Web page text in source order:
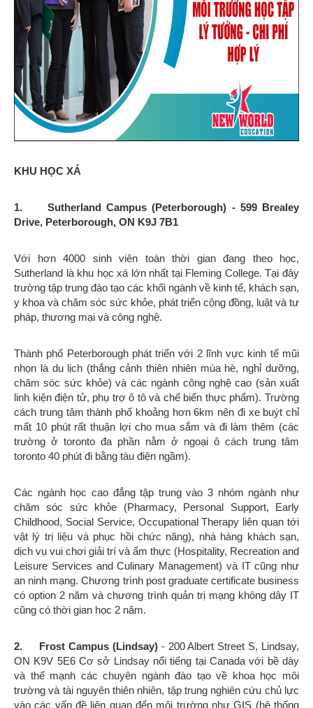
KHU HỌC XÁ
1. Sutherland Campus (Peterborough) - 599 Brealey
Drive, Peterborough, ON K9J 7B1
Với hơn 4000 sinh viên toàn thời gian đang theo học,
Sutherland là khu học xá lớn nhất tại Fleming College. Tại đây
trường tập trung đào tạo các khối ngành về kinh tế, khách sạn,
y khoa và chăm sóc sức khỏe, phát triển cộng đồng, luật và tư
pháp, thương mại và công nghệ.
Thành phố Peterborough phát triển với 2 lĩnh vực kinh tế mũi
nhọn là du lịch (thắng cảnh thiên nhiên mùa hè, nghỉ dưỡng,
chăm sóc sức khỏe) và các ngành công nghệ cao (sản xuất
linh kiện điện tử, phụ trợ ô tô và chế biến thực phẩm). Trường
cách trung tâm thành phố khoảng hơn 6km nên đi xe buýt chỉ
mất 10 phút rất thuận lợi cho mua sắm và đi làm thêm (các
trường ở toronto đa phần nằm ở ngoại ô cách trung tâm
toronto 40 phút đi bằng tàu điện ngầm).
Các ngành học cao đẳng tập trung vào 3 nhóm ngành như
chăm sóc sức khỏe (Pharmacy, Personal Support, Early
Childhood, Social Service, Occupational Therapy liên quan tới
vật lý trị liệu và phục hồi chức năng), nhà hàng khách sạn,
dịch vụ vui chơi giải trí và ẩm thực (Hospitality, Recreation and
Leisure Services and Culinary Management) và IT cũng như
an ninh mạng. Chương trình post graduate certificate business
có option 2 năm và chương trình quản trị mạng không dây IT
cũng có thời gian học 2 năm.
2. Frost Campus (Lindsay)- 200 Albert Street S, Lindsay,
ON K9V 5E6 Cơ sở Lindsay nổi tiếng tại Canada với bề dày
và thế mạnh các chuyên ngành đào tạo về khoa học môi
trường và tài nguyên thiên nhiên, tập trung nghiên cứu chủ lực
vào các vấn đề liên quan đến môi trường như GIS (hệ thống